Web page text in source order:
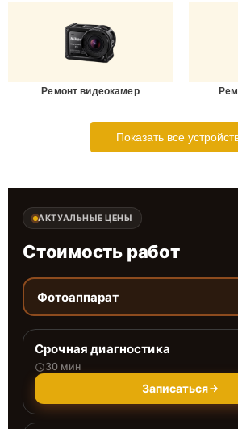
Ремонт видеокамер
Показать все
АКТУАЛЬНЫЕ ЦЕНЫ
Стоимость работ
Фотоаппарат
Срочная диагностика
30 мин
Записаться